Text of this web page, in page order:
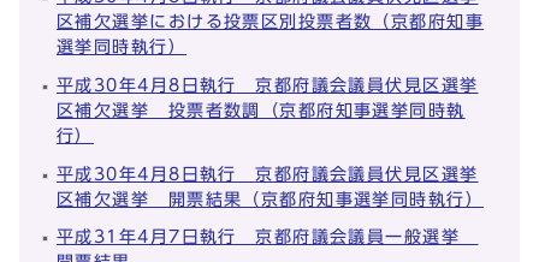
区補欠選挙における投票区別投票者数（京都府知事
選挙同時執行）
平成30年4月8日執行 京都府議会議員伏見区選挙
区補欠選挙 投票者数調（京都府知事選挙同時執
行）
平成30年4月8日執行 京都府議会議員伏見区選挙
区補欠選挙 開票結果（京都府知事選挙同時執行）
平成31年4月7日執行 京都府議会議員一般選挙